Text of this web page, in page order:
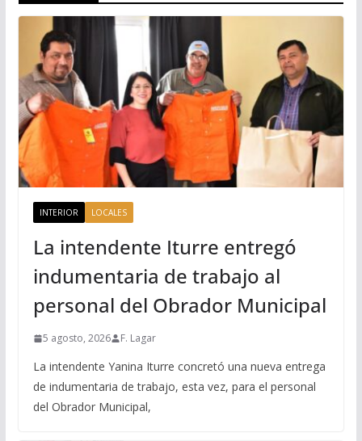
INTERIOR LOCALES
La intendente Iturre entregó
indumentaria de trabajo al
personal del Obrador Municipal
5 agosto, 2026 F. Lagar
La intendente Yanina Iturre concretó una nueva entrega
de indumentaria de trabajo, esta vez, para el personal
del Obrador Municipal,